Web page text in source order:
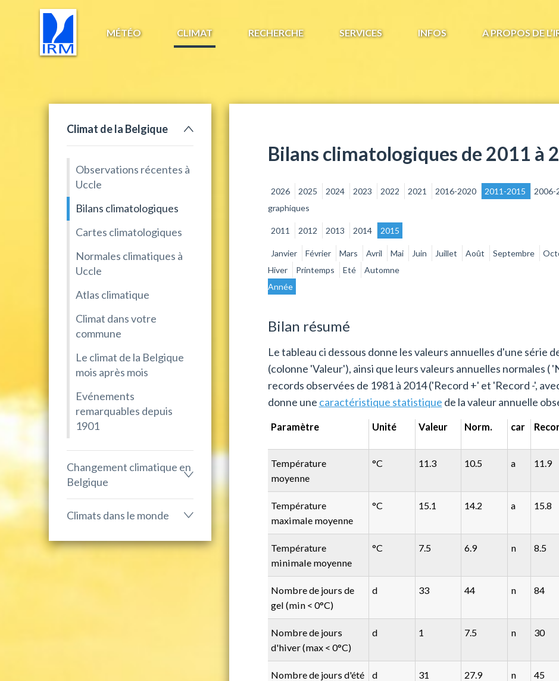
MÉTÉO CLIMAT RECHERCHE SERVICES INFOS A PROPOS DE
Climat de la Belgique
Observations récentes à
Uccle
Bilans climatologiques
Cartes climatologiques
Normales climatiques à
Uccle
Atlas climatique
Climat dans votre
commune
Le climat de la Belgique
mois après mois
Evénements
remarquables depuis
1901
Changement climatique en
Belgique
Climats dans le monde
Bilans climatologiques de 2011 à
2026 2025 2024 2023 2022 2021 2016-2020 2011-2015 2006-
graphiques
2011 2012 2013 2014 2015
Janvier Février Mars Avril Mai Juin Juillet Août Septembre
Hiver
Printemps Eté
Automne
Année
Bilan résumé
Le tableau ci dessous donne les valeurs annuelles d'une série
(colonne 'Valeur'), ainsi que leurs valeurs annuelles normales (
records observées de 1981 à 2014 ('Record +' et 'Record -',
donne une caractéristique statistique de la valeur annuelle
Paramètre Unité Valeur Norm. car
Température
moyenne
°C 11.3 10.5 a 11.9
Température
maximale moyenne
°C 15.1 14.2 a 15.8
Température
minimale moyenne
°C 7.5 6.9 n 8.5
Nombre de jours de
gel (min < 0°C)
d 33 44 n 84
Nombre de jours
d'hiver (max < 0°C)
d 1 7.5 n 30
Nombre de jours d'été
d 31 27.9 n 45